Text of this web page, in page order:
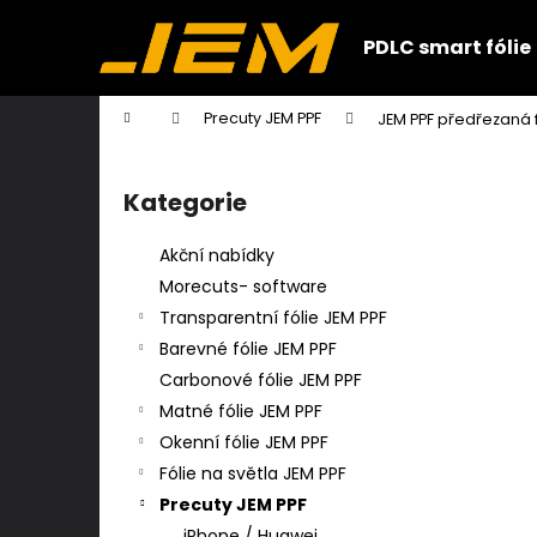
PDLC smart fólie
Domů Precuty JEM PPF JEM PPF
Přeskočit
kategorie
Kategorie
Akční nabídky
Morecuts- software
Transparentní fólie JEM PPF
Barevné fólie JEM PPF
Carbonové fólie JEM PPF
Matné fólie JEM PPF
Okenní fólie JEM PPF
Fólie na světla JEM PPF
Precuty JEM PPF
í
Zpět
do
Zpět
do